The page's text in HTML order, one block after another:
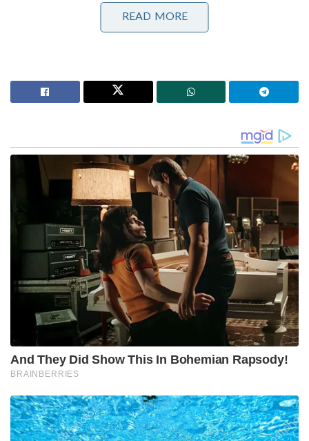
രാവിലെ വീട്ടിൽ നിന്നും ഓഫീസിലേക്ക്
പോയതായിരുന്നു ബിസ്മി. എന്നാൽ ഇവിടെ
ഓഫീസിൽ അന്വേഷിക്കുകയായിരുന്നു.
ഇതോടെയാണ് ബിസ്മി ജോലിക്കെത്തിയില്ലെന്ന്
പള്ളിക്കത്തോട് പോലീസ് ആണ് കേസ് എടുത്ത്
അന്വേഷണം നടച്ചിയിരുന്നത്. സിസിടിവി ദൃശ്യങ്ങൾ
കേന്ദ്രീകരിച്ച് പോലീസ് നടത്തിയ അന്വേഷണത്തിൽ
ബിസ്മി കിഴവങ്കുളം ജംഗ്ഷനിൽ നിന്നും ബസിൽ
കയറി പോകുന്ന ദൃശ്യങ്ങൾ പോലീസിന് ലഭിച്ചിരുന്നു.
ഇതിന്റെ അടിസ്ഥാനത്തിൽ പോലീസ് നടത്തിയ
അന്വേഷണത്തിലാണ് ബിസ്മിയെ കണ്ടെത്തിയത്.
kottayam clark
READ MORE